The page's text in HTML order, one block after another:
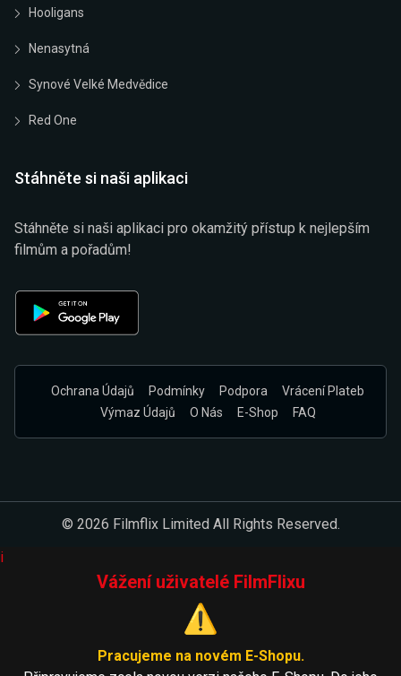
Hooligans
Nenasytná
Synové Velké Medvědice
Red One
Stáhněte si naši aplikaci
Stáhněte si naši aplikaci pro okamžitý přístup k nejlepším
filmům a pořadům!
Ochrana Údajů Podmínky Podpora
Vrácení Plateb
Výmaz Údajů
O Nás E-Shop FAQ
© 2026 Filmflix Limited All Rights Reserved.
i
Vážení uživatelé FilmFlixu
⚠️
Pracujeme na novém E-Shopu.